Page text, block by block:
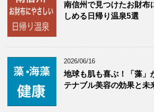
南信州で見つけたお財布
しめる日帰り温泉5選
2026/06/16
地球も肌も喜ぶ！「藻」
テナブル美容の効果と未